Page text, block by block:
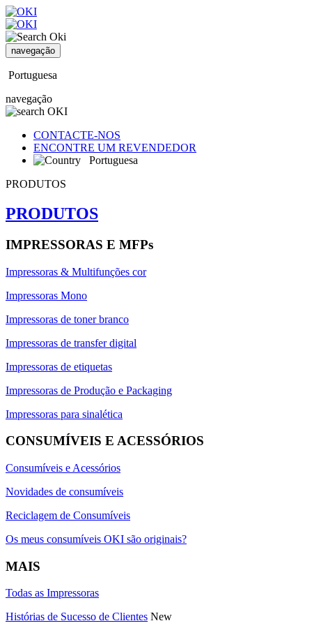
navegação
Portuguesa
navegação
CONTACTE-NOS
ENCONTRE UM REVENDEDOR
Portuguesa
PRODUTOS
PRODUTOS
IMPRESSORAS E MFPs
Impressoras & Multifunções cor
Impressoras Mono
Impressoras de toner branco
Impressoras de transfer digital
Impressoras de etiquetas
Impressoras de Produção e Packaging
Impressoras para sinalética
CONSUMÍVEIS E ACESSÓRIOS
Consumíveis e Acessórios
Novidades de consumíveis
Reciclagem de Consumíveis
Os meus consumíveis OKI são originais?
MAIS
Todas as Impressoras
Histórias de Sucesso de Clientes New